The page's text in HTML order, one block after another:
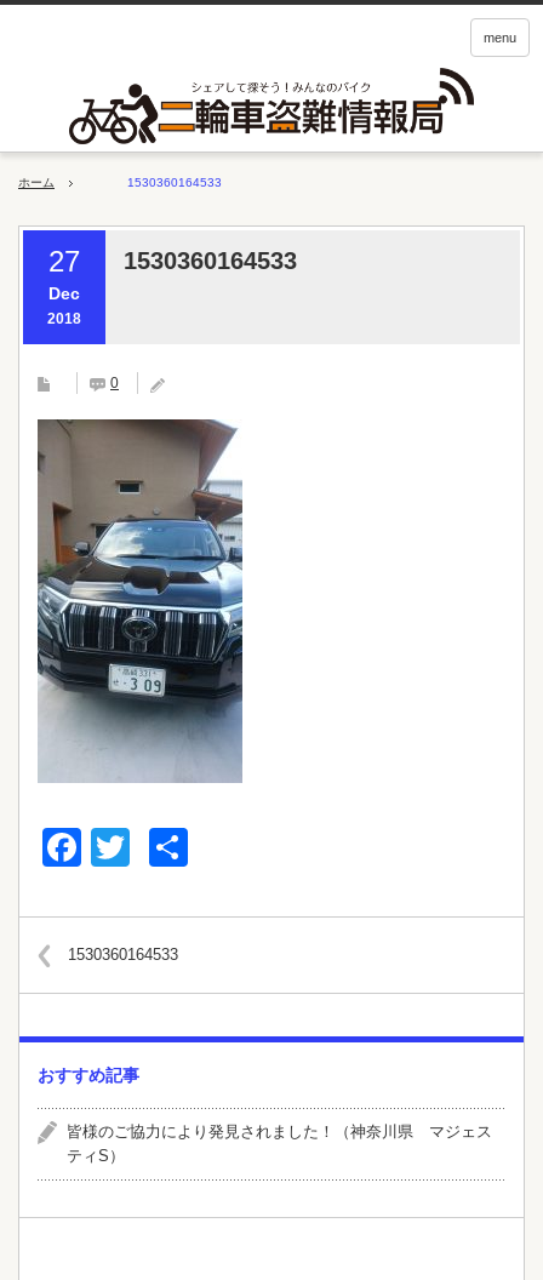
menu
ホーム 1530360164533
27
Dec
2018
1530360164533
0
Facebook
Twitter
1530360164533
おすすめ記事
皆様のご協力により発見されました！（神奈川県 マジェス
ティS）